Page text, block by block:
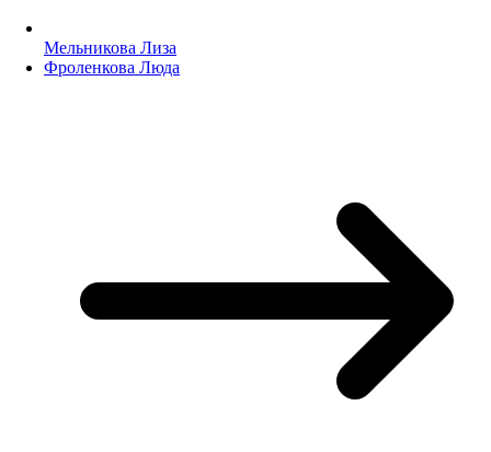
Мельникова Лиза
Фроленкова Люда